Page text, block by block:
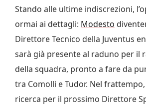
Stando alle ultime indiscrezioni,
ormai ai dettagli: Modesto
Direttore Tecnico della Juventus
sarà già presente al raduno per il
della squadra, pronto a fare da
tra Comolli e Tudor. Nel
ricerca per il prossimo Direttore